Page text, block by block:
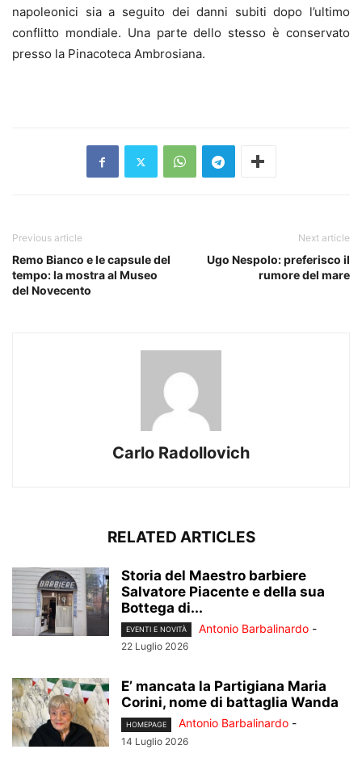
napoleonici sia a seguito dei danni subiti dopo l’ultimo
conflitto mondiale. Una parte dello stesso è conservato
presso la Pinacoteca Ambrosiana.
Previous article
Remo Bianco e le capsule del
tempo: la mostra al Museo
del Novecento
Next article
Ugo Nespolo: preferisco il
rumore del mare
Carlo Radollovich
RELATED ARTICLES
Storia del Maestro barbiere
Salvatore Piacente e della sua
Bottega di...
EVENTI E NOVITÀ Antonio Barbalinardo -
22 Luglio 2026
E’ mancata la Partigiana Maria
Corini, nome di battaglia Wanda
HOMEPAGE Antonio Barbalinardo -
14 Luglio 2026